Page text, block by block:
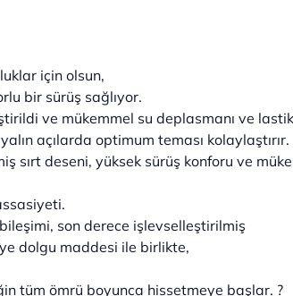
için olsun,
bir sürüş sağlıyor.
ve mükemmel su deplasmanı ve lastik
açılarda optimum teması kolaylaştırır.
deseni, yüksek sürüş konforu ve
bileşimi, son derece işlevselleştirilmiş
dolgu maddesi ile birlikte,
tüm ömrü boyunca hissetmeye başlar. ?